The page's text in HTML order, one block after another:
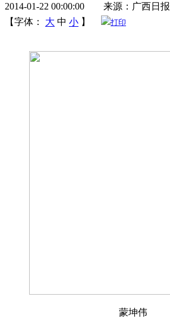
2014-01-22 00:00:00 来源：广西日报
【字体：
大 中 小 】 打印
蒙坤伟